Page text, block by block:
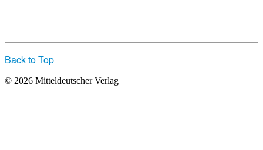
Back to Top
© 2026 Mitteldeutscher Verlag